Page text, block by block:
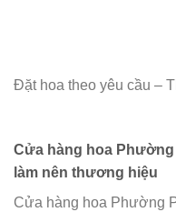
Đặt hoa theo yêu cầu –
Cửa hàng hoa
làm nên thương hiệu
Cửa hàng hoa Phường